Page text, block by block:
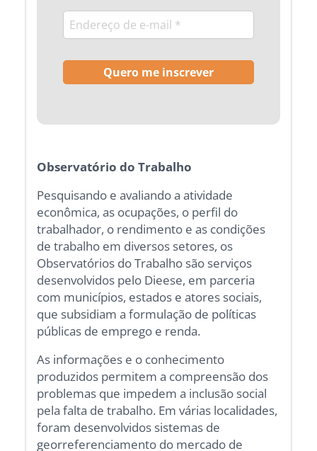
Observatório do Trabalho
Pesquisando e avaliando a atividade
econômica, as ocupações, o perfil do
trabalhador, o rendimento e as condições
de trabalho em diversos setores, os
Observatórios do Trabalho são serviços
desenvolvidos pelo Dieese, em parceria
com municípios, estados e atores sociais,
que subsidiam a formulação de políticas
públicas de emprego e renda.
As informações e o conhecimento
produzidos permitem a compreensão dos
problemas que impedem a inclusão social
pela falta de trabalho. Em várias localidades,
foram desenvolvidos sistemas de
georreferenciamento do mercado de